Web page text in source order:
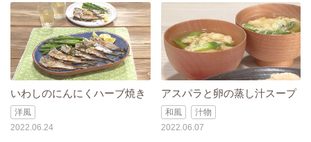
いわしのにんにくハーブ焼き
洋風
2022.06.24
アスパラと卵の蒸し汁スープ
和風
汁物
2022.06.07